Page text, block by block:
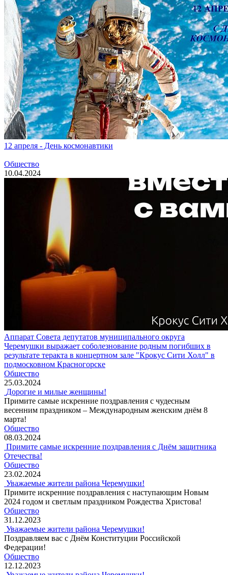
12 апреля - День космонавтики
Общество
10.04.2024
Аппарат Совета депутатов муниципального округа
Черемушки выражает соболезнование родным погибших в
результате теракта в концертном зале "Крокус Сити Холл" в
подмосковном Красногорске
Общество
25.03.2024
Дорогие и милые женщины!
Примите самые искренние поздравления с чудесным
весенним праздником – Международным женским днём 8
марта!
Общество
08.03.2024
Примите самые искренние поздравления с Днём защитника
Отечества!
Общество
23.02.2024
Уважаемые жители района Черемушки!
Примите искренние поздравления с наступающим Новым
2024 годом и светлым праздником Рождества Христова!
Общество
31.12.2023
Уважаемые жители района Черемушки!
Поздравляем вас с Днём Конституции Российской
Федерации!
Общество
12.12.2023